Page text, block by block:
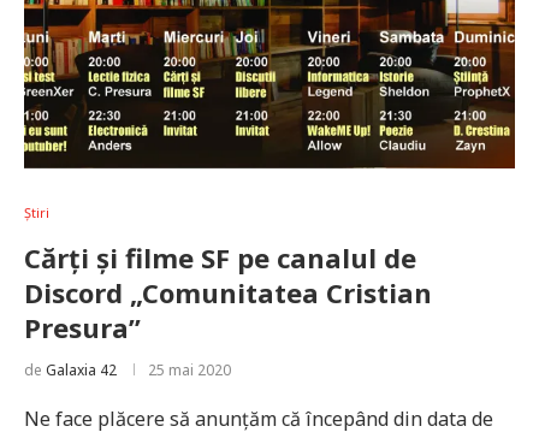
Știri
Cărți și filme SF pe canalul de
Discord „Comunitatea Cristian
Presura”
de Galaxia 42 25 mai 2020
Ne face plăcere să anunțăm că începând din data de